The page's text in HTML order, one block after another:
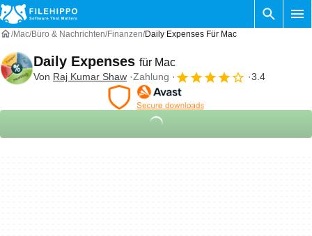
Mac Büro & Nachrichten Finanzen Daily Expenses Für Mac
Daily Expenses für Mac
Von Raj Kumar Shaw Zahlung 3.4